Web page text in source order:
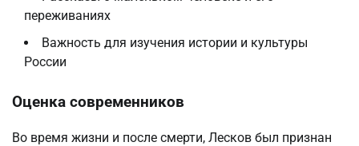
переживаниях
Важность для изучения истории и культуры
России
Оценка современников
Во время жизни и после смерти, Лесков был признан